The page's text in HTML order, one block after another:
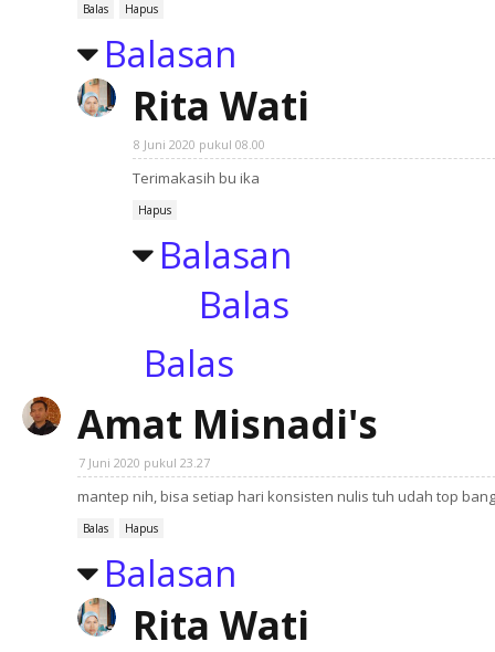
Balas Hapus
Balasan
Rita Wati
8 Juni 2020 pukul 08.00
Terimakasih bu ika
Hapus
Balasan
Balas
Balas
Amat Misnadi's
7 Juni 2020 pukul 23.27
mantep nih, bisa setiap hari konsisten nulis tuh udah top
Balas Hapus
Balasan
Rita Wati